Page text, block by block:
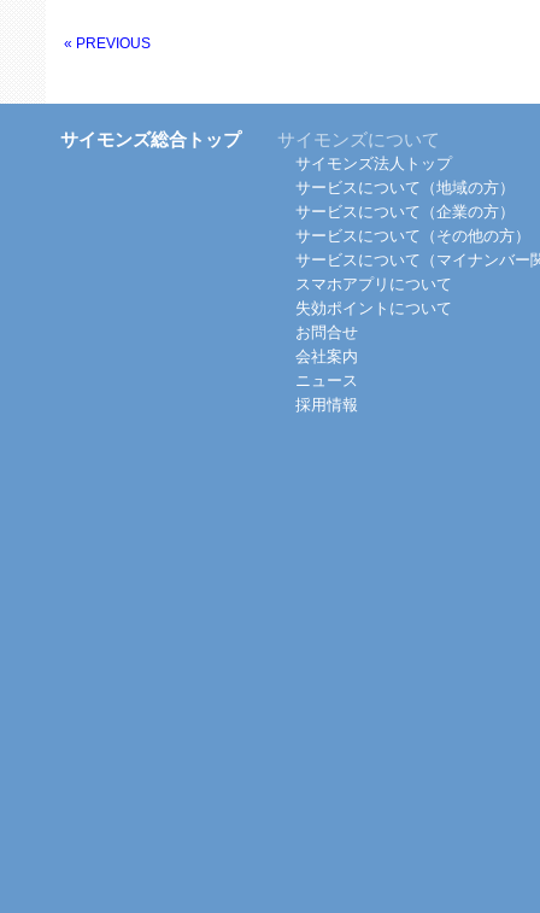
« PREVIOUS
サイモンズ総合トップ サイモンズについて
サイモンズ法人トップ
サービスについて（地域の方）
サービスについて（企業の方）
サービスについて（その他の方）
サービスについて（マイナンバー
スマホアプリについて
失効ポイントについて
お問合せ
会社案内
ニュース
採用情報